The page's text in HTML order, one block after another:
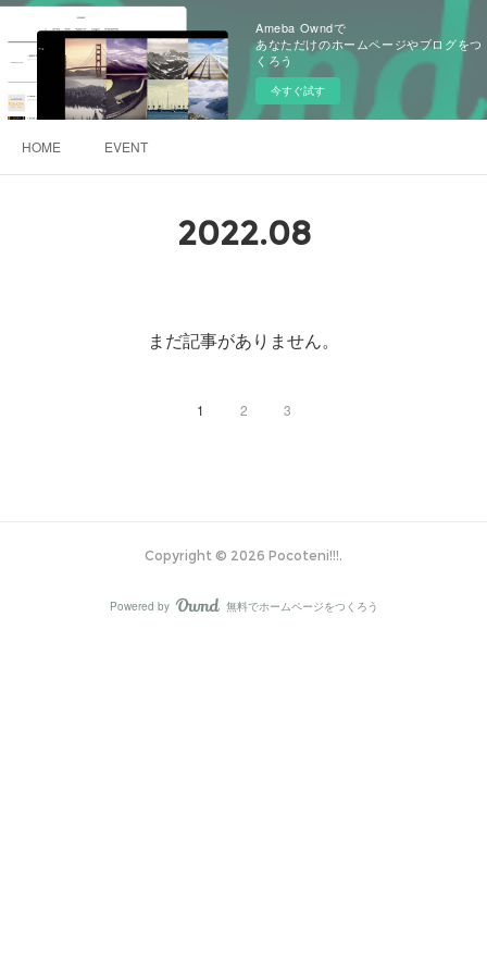
Ameba Owndで
あなただけのホームページやブログをつ
くろう
今すぐ試す
HOME EVENT
2022.08
まだ記事がありません。
1 2 3
Copyright © 2026 Pocoteni!!!.
Powered by AmebaOwnd
無料でホームページをつくろう